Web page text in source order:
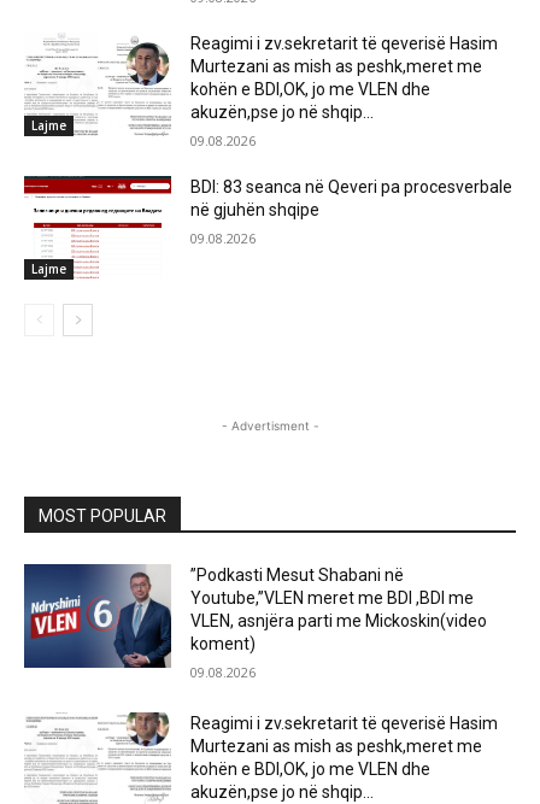
Lajme
Reagimi i zv.sekretarit të qeverisë Hasim
Murtezani as mish as peshk,meret me
kohën e BDI,OK, jo me VLEN dhe
akuzën,pse jo në shqip...
09.08.2026
Lajme
BDI: 83 seanca në Qeveri pa procesverbale
në gjuhën shqipe
09.08.2026
- Advertisment -
MOST POPULAR
”Podkasti Mesut Shabani në
Youtube,”VLEN meret me BDI ,BDI me
VLEN, asnjëra parti me Mickoskin(video
koment)
09.08.2026
Reagimi i zv.sekretarit të qeverisë Hasim
Murtezani as mish as peshk,meret me
kohën e BDI,OK, jo me VLEN dhe
akuzën,pse jo në shqip...